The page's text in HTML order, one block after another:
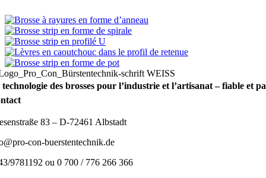
des brosses pour l’industrie et l’artisanat – fiable et
83 – D-72461 Albstadt
con-buerstentechnik.de
9781192 ou 0 700 / 776 266 366